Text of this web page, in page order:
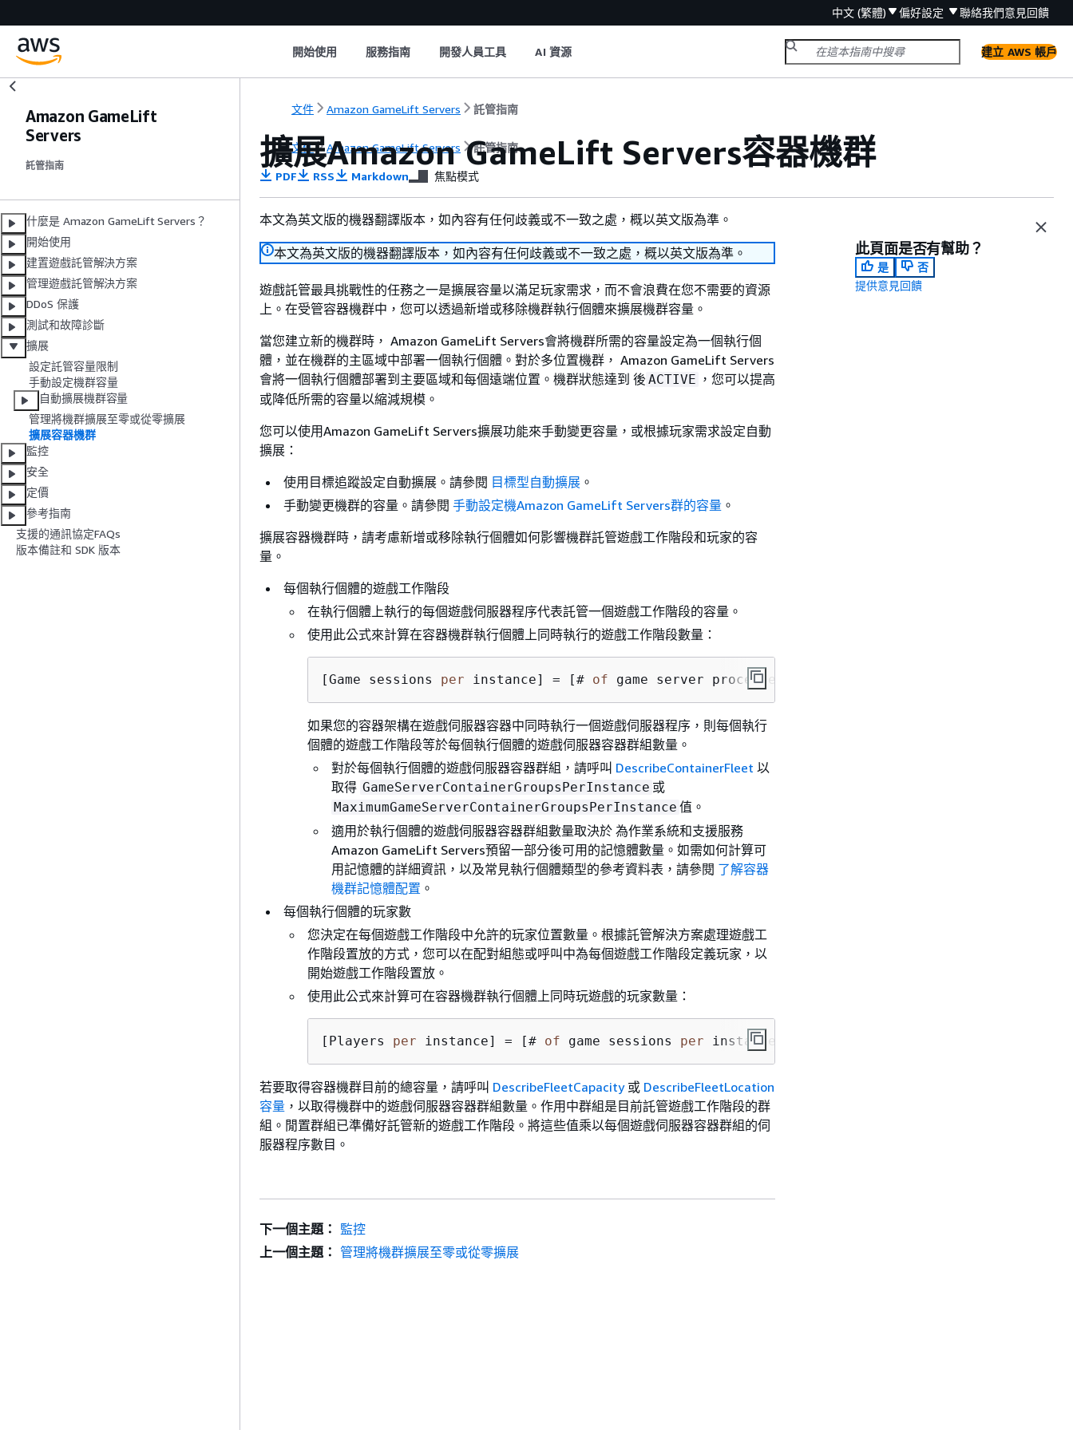
中文 (繁體) 偏好設定 聯絡我們意見回饋
開始使用 服務指南 開發人員工具 AI 資源 建立 AWS 帳戶
Amazon GameLift
Servers
託管指南
什麼是 Amazon GameLift Servers？
開始使用
建置遊戲託管解決方案
管理遊戲託管解決方案
DDoS 保護
測試和故障診斷
擴展
設定託管容量限制
手動設定機群容量
自動擴展機群容量
管理將機群擴展至零或從零擴展
擴展容器機群
監控
安全
定價
參考指南
支援的通訊協定FAQs
版本備註和 SDK 版本
文件 Amazon GameLift Servers 託管指南
文件 Amazon GameLift Servers 託管指南
擴展Amazon GameLift Servers容器機群
PDF RSS Markdown 焦點模式
本文為英文版的機器翻譯版本，如內容有任何歧義或不一致之處，概以英文版為準。
本文為英文版的機器翻譯版本，如內容有任何歧義或不一致之處，概以英文版為準。
遊戲託管最具挑戰性的任務之一是擴展容量以滿足玩家需求，而不會浪費在您不需要的資源
上。在受管容器機群中，您可以透過新增或移除機群執行個體來擴展機群容量。
當您建立新的機群時， Amazon GameLift Servers會將機群所需的容量設定為一個執行個
體，並在機群的主區域中部署一個執行個體。對於多位置機群， Amazon GameLift Servers
會將一個執行個體部署到主要區域和每個遠端位置。機群狀態達到 後 ACTIVE ，您可以提高
或降低所需的容量以縮減規模。
您可以使用Amazon GameLift Servers擴展功能來手動變更容量，或根據玩家需求設定自動
擴展：
使用目標追蹤設定自動擴展。請參閱 目標型自動擴展 。
手動變更機群的容量。請參閱 手動設定機Amazon GameLift Servers群的容量 。
擴展容器機群時，請考慮新增或移除執行個體如何影響機群託管遊戲工作階段和玩家的容
量。
每個執行個體的遊戲工作階段
在執行個體上執行的每個遊戲伺服器程序代表託管一個遊戲工作階段的容量。
使用此公式來計算在容器機群執行個體上同時執行的遊戲工作階段數量：
[Game sessions per instance] = [# of game server processes
如果您的容器架構在遊戲伺服器容器中同時執行一個遊戲伺服器程序，則每個執行
個體的遊戲工作階段等於每個執行個體的遊戲伺服器容器群組數量。
對於每個執行個體的遊戲伺服器容器群組，請呼叫 DescribeContainerFleet 以
取得 GameServerContainerGroupsPerInstance 或
MaximumGameServerContainerGroupsPerInstance 值。
適用於執行個體的遊戲伺服器容器群組數量取決於 為作業系統和支援服務
Amazon GameLift Servers預留一部分後可用的記憶體數量。如需如何計算可
用記憶體的詳細資訊，以及常見執行個體類型的參考資料表，請參閱 了解容器
機群記憶體配置 。
每個執行個體的玩家數
您決定在每個遊戲工作階段中允許的玩家位置數量。根據託管解決方案處理遊戲工
作階段置放的方式，您可以在配對組態或呼叫中為每個遊戲工作階段定義玩家，以
開始遊戲工作階段置放。
使用此公式來計算可在容器機群執行個體上同時玩遊戲的玩家數量：
[Players per instance] = [# of game sessions per instance]
若要取得容器機群目前的總容量，請呼叫 DescribeFleetCapacity或 DescribeFleetLocation
容量 ，以取得機群中的遊戲伺服器容器群組數量。作用中群組是目前託管遊戲工作階段的群
組。閒置群組已準備好託管新的遊戲工作階段。將這些值乘以每個遊戲伺服器容器群組的伺
服器程序數目。
此頁面是否有幫助？
是
否
提供意見回饋
下一個主題： 監控
上一個主題： 管理將機群擴展至零或從零擴展